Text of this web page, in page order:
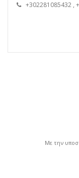
+302281085432 ,
Με την